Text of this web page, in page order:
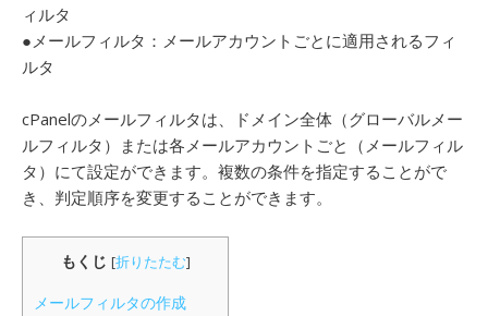
ィルタ
●メールフィルタ：メールアカウントごとに適用されるフィ
ルタ
cPanelのメールフィルタは、ドメイン全体（グローバルメー
ルフィルタ）または各メールアカウントごと（メールフィル
タ）にて設定ができます。複数の条件を指定することがで
き、判定順序を変更することができます。
もくじ [折りたたむ]
メールフィルタの作成